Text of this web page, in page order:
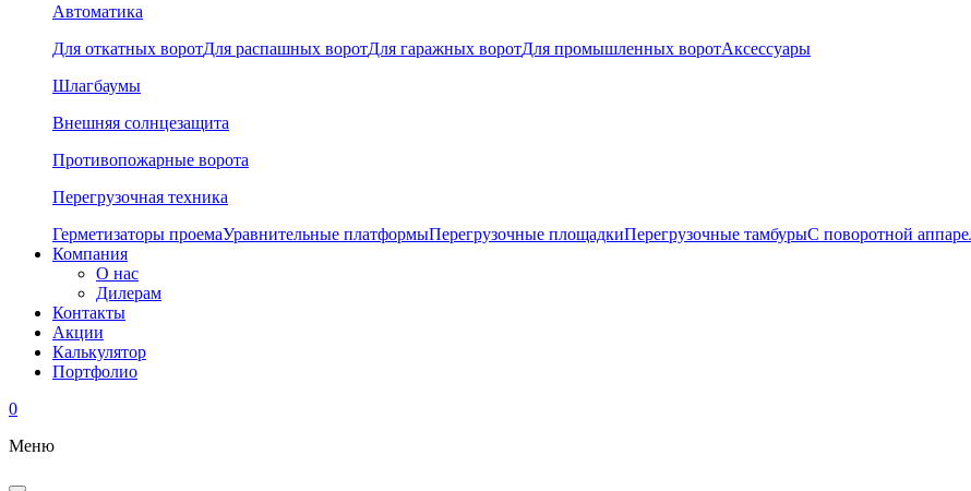
Автоматика
Для откатных воротДля распашных воротДля гаражных воротДля промышленных воротАксессуары
Шлагбаумы
Внешняя солнцезащита
Противопожарные ворота
Перегрузочная техника
Герметизаторы проемаУравнительные платформыПерегрузочные площадкиПерегрузочные тамбурыС поворотной
Компания
О нас
Дилерам
Контакты
Акции
Калькулятор
Портфолио
0
Меню